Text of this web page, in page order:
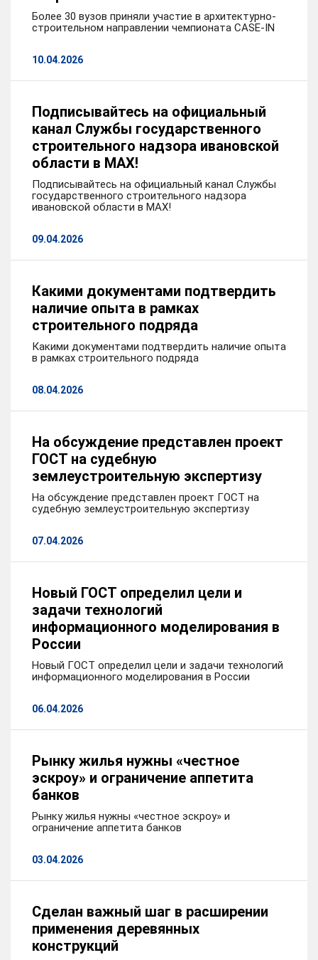
Более 30 вузов приняли участие в архитектурно-
строительном направлении чемпионата CASE-IN
10.04.2026
Подписывайтесь на официальный
канал Службы государственного
строительного надзора ивановской
области в MAX!
Подписывайтесь на официальный канал Службы
государственного строительного надзора
ивановской области в MAX!
09.04.2026
Какими документами подтвердить
наличие опыта в рамках
строительного подряда
Какими документами подтвердить наличие опыта
в рамках строительного подряда
08.04.2026
На обсуждение представлен проект
ГОСТ на судебную
землеустроительную экспертизу
На обсуждение представлен проект ГОСТ на
судебную землеустроительную экспертизу
07.04.2026
Новый ГОСТ определил цели и
задачи технологий
информационного моделирования в
России
Новый ГОСТ определил цели и задачи технологий
информационного моделирования в России
06.04.2026
Рынку жилья нужны «честное
эскроу» и ограничение аппетита
банков
Рынку жилья нужны «честное эскроу» и
ограничение аппетита банков
03.04.2026
Сделан важный шаг в расширении
применения деревянных
конструкций